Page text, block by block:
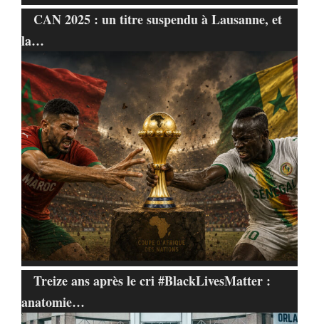
CAN 2025 : un titre suspendu à Lausanne, et
la…
Treize ans après le cri #BlackLivesMatter :
anatomie…